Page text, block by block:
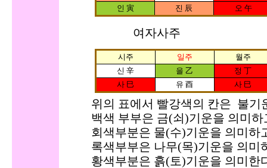
인 寅
진 辰 오 午
여자사주
시주 일주
월주
신 辛
을 乙
정 丁
사 巳
유 酉 사 巳
위의 표에서 빨강색의 칸은 불기
백색 부부은 금(쇠)기운을 의미하
회색부분은 물(수)기운을 의미하
록색부부은 나무(목)기운을 의미
황색부분은 흙(토)기운을 의미한